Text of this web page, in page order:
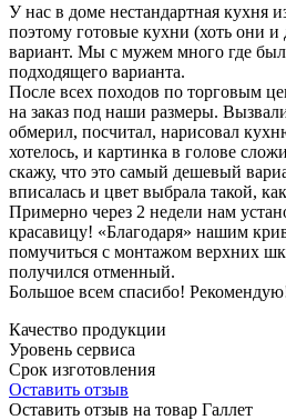
У нас в доме нестандартная кухня
поэтому готовые кухни (хоть они
вариант. Мы с мужем много где
подходящего варианта.
После всех походов по торговым
на заказ под наши размеры.
обмерил, посчитал, нарисовал
хотелось, и картинка в голове
скажу, что это самый дешевый
вписалась и цвет выбрала такой,
Примерно через 2 недели нам
красавицу! «Благодаря» нашим
помучиться с монтажом верхних
получился отменный.
Большое всем спасибо!
Качество продукции
Уровень сервиса
Срок изготовления
Оставить отзыв
Оставить отзыв на товар Галлет